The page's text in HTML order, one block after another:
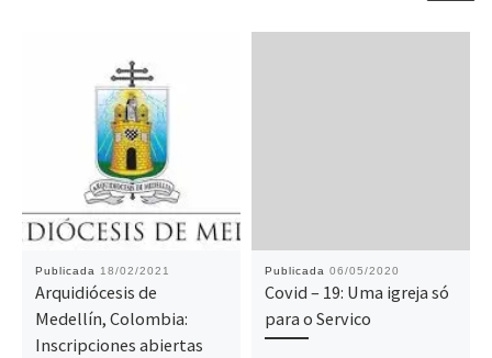
Publicada 18/02/2021
Arquidiócesis de
Medellín, Colombia:
Inscripciones abiertas
Publicada 06/05/2020
Covid – 19: Uma igreja só
para o Servico